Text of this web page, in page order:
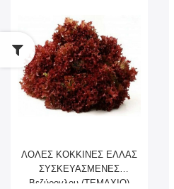
ΛΟΛΕΣ ΚΟΚΚΙΝΕΣ ΕΛΛΑΣ
ΣΥΣΚΕΥΑΣΜΕΝΕΣ
Βεζύρογλου (ΤΕΜΑΧΙΟ)